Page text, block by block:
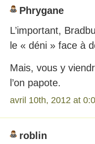
Phrygane
L’important,
le « déni » face à
Mais, vous y
l’on papote.
avril 10th, 2012 at
roblin